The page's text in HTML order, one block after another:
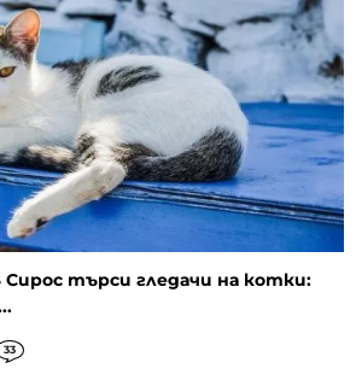
търси гледачи на котки:
33